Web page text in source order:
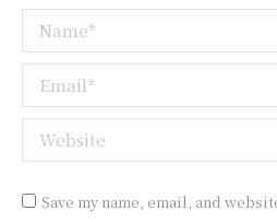
Name *
Email *
Website
Save my name, email, and